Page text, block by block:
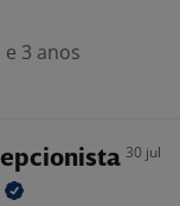
3 anos
30 jul